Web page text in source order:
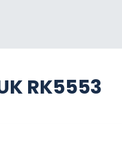
RK5553